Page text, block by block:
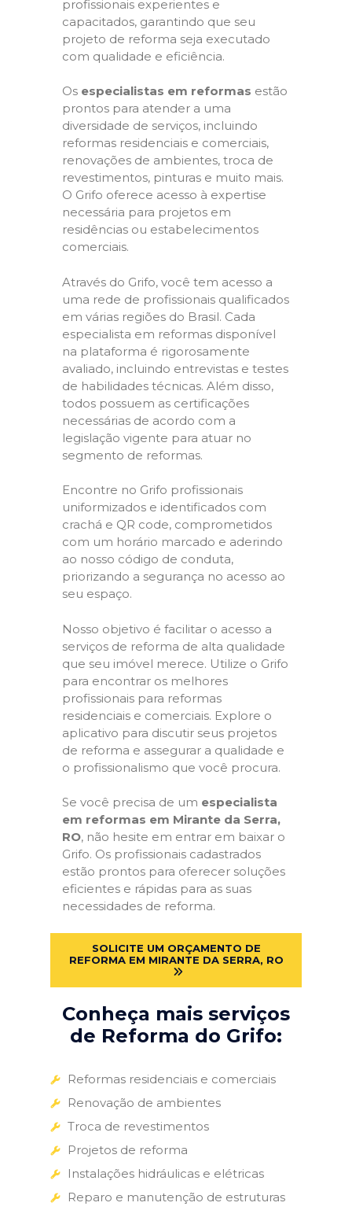
profissionais experientes e
capacitados, garantindo que seu
projeto de reforma seja executado
com qualidade e eficiência.
Os especialistas em reformas estão
prontos para atender a uma
diversidade de serviços, incluindo
reformas residenciais e comerciais,
renovações de ambientes, troca de
revestimentos, pinturas e muito mais.
O Grifo oferece acesso à expertise
necessária para projetos em
residências ou estabelecimentos
comerciais.
Através do Grifo, você tem acesso a
uma rede de profissionais qualificados
em várias regiões do Brasil. Cada
especialista em reformas disponível
na plataforma é rigorosamente
avaliado, incluindo entrevistas e testes
de habilidades técnicas. Além disso,
todos possuem as certificações
necessárias de acordo com a
legislação vigente para atuar no
segmento de reformas.
Encontre no Grifo profissionais
uniformizados e identificados com
crachá e QR code, comprometidos
com um horário marcado e aderindo
ao nosso código de conduta,
priorizando a segurança no acesso ao
seu espaço.
Nosso objetivo é facilitar o acesso a
serviços de reforma de alta qualidade
que seu imóvel merece. Utilize o Grifo
para encontrar os melhores
profissionais para reformas
residenciais e comerciais. Explore o
aplicativo para discutir seus projetos
de reforma e assegurar a qualidade e
o profissionalismo que você procura.
Se você precisa de um especialista
em reformas em Mirante da Serra,
RO, não hesite em entrar em baixar o
Grifo. Os profissionais cadastrados
estão prontos para oferecer soluções
eficientes e rápidas para as suas
necessidades de reforma.
SOLICITE UM ORÇAMENTO DE
REFORMA EM MIRANTE DA SERRA, RO
Conheça mais serviços
de Reforma do Grifo:
Reformas residenciais e comerciais
Renovação de ambientes
Troca de revestimentos
Projetos de reforma
Instalações hidráulicas e elétricas
Reparo e manutenção de estruturas